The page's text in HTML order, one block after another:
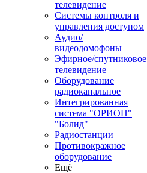
телевидение
Системы контроля и
управления доступом
Аудио/
видеодомофоны
Эфирное/спутниковое
телевидение
Оборудование
радиоканальное
Интегрированная
система "ОРИОН"
"Болид"
Радиостанции
Противокражное
оборудование
Ещё